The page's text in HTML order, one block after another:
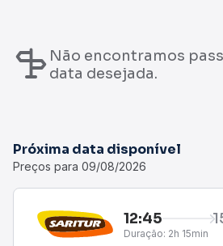
Não encontramos
data desejada.
Próxima data disponível
Preços para 09/08/2026
12:45
Duração: 2h 15min